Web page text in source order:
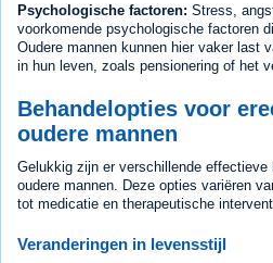
Psychologische factoren: Stress,
voorkomende psychologische factoren
Oudere mannen kunnen hier vaker last
in hun leven, zoals pensionering of het
Behandelopties voor
oudere mannen
Gelukkig zijn er verschillende effectieve
oudere mannen. Deze opties variëren
tot medicatie en therapeutische
Veranderingen in levensstijl